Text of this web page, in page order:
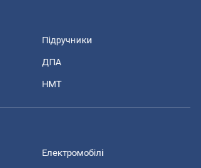
Підручники
ДПА
НМТ
Електромобілі